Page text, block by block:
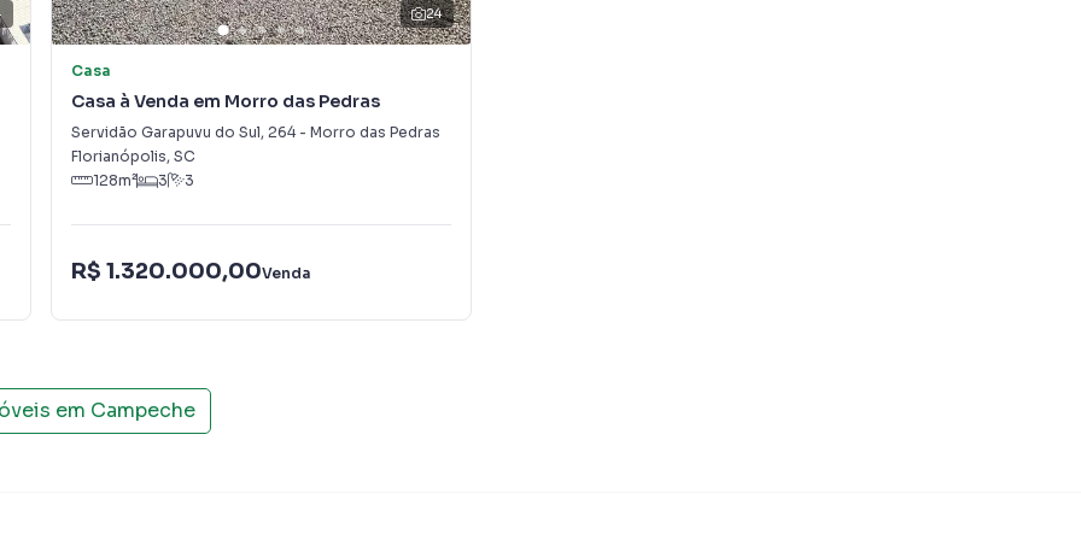
em Florianópolis? Entre em contato com nossa
24
Casa
Casa à Venda em Morro das Pedras
Servidão Garapuvu do Sul, 264- Morro das Pedras
Florianópolis, SC
128m² 3 3
R$ 1.320.000,00Venda
em Campeche